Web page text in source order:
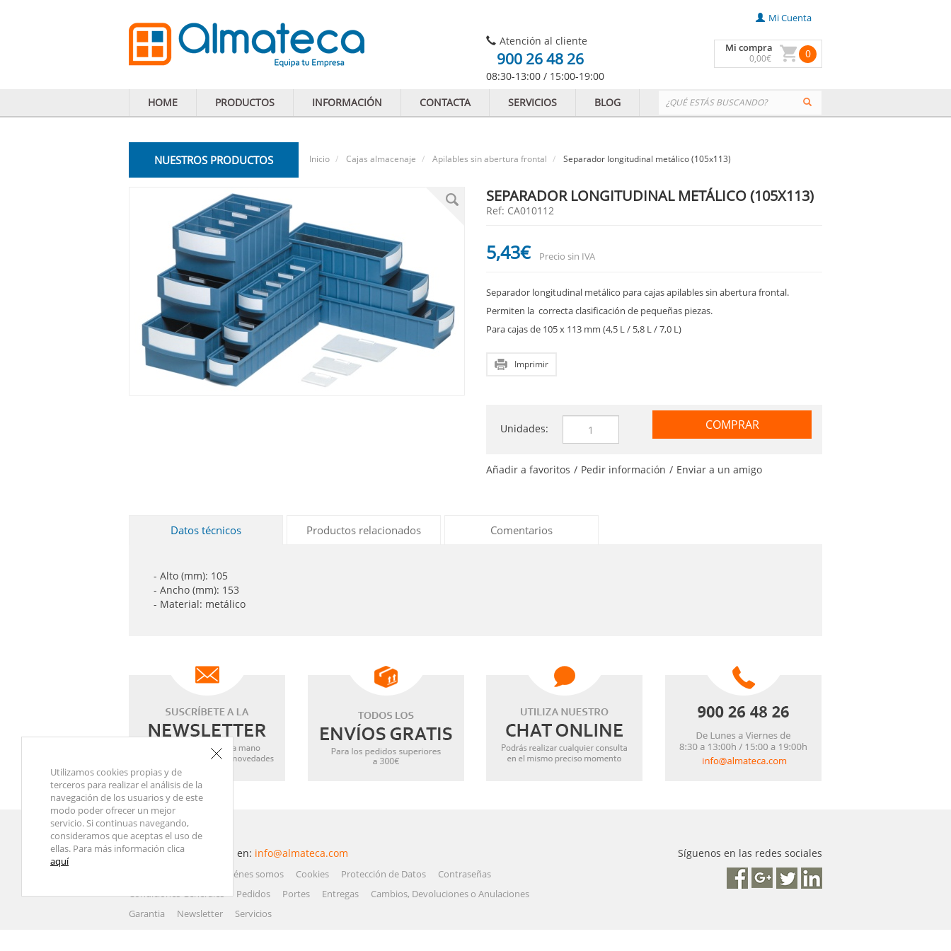
Atención al cliente
900 26 48 26
08:30-13:00 / 15:00-19:00
Mi Cuenta
Mi compra
0,00€ 0
HOME PRODUCTOS INFORMACIÓN CONTACTA SERVICIOS BLOG
NUESTROS PRODUCTOS Inicio Cajas almacenaje Apilables sin abertura frontal Separador longitudinal metálico (105x113)
SEPARADOR LONGITUDINAL METÁLICO (105X113)
Ref: CA010112
5,43€ Precio sin IVA
Separador longitudinal metálico para cajas apilables sin abertura frontal.
Permiten la correcta clasificación de pequeñas piezas.
Para cajas de 105 x 113 mm (4,5 L / 5,8 L / 7,0 L)
Imprimir
Unidades: COMPRAR
Añadir a favoritos / Pedir información / Enviar a un amigo
Datos técnicos Productos relacionados Comentarios
- Alto (mm): 105
- Ancho (mm): 153
- Material: metálico
Contacta con nosotros en: info@almateca.com
Quiénes somos Cookies Protección de Datos
Contraseñas
Condiciones Generales
Pedidos Portes Entregas
Cambios, Devoluciones o Anulaciones
Garantia
Newsletter Servicios
Síguenos en las redes sociales
Utilizamos cookies propias y de
terceros para realizar el análisis de la
navegación de los usuarios y de este
modo poder ofrecer un mejor
servicio. Si continuas navegando,
consideramos que aceptas el uso de
ellas. Para más información clica
aquí